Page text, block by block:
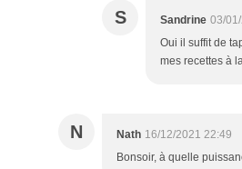
S Sandrine 03/
Oui il suffit de
mes recettes à
N Nath 16/12/2021 22:49
Bonsoir, à quelle